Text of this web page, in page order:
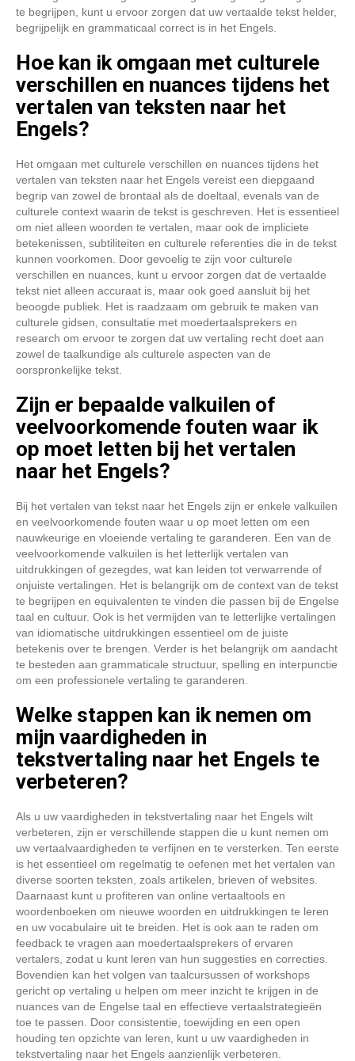
te begrijpen, kunt u ervoor zorgen dat uw vertaalde tekst helder,
begrijpelijk en grammaticaal correct is in het Engels.
Hoe kan ik omgaan met culturele
verschillen en nuances tijdens het
vertalen van teksten naar het
Engels?
Het omgaan met culturele verschillen en nuances tijdens het
vertalen van teksten naar het Engels vereist een diepgaand
begrip van zowel de brontaal als de doeltaal, evenals van de
culturele context waarin de tekst is geschreven. Het is essentieel
om niet alleen woorden te vertalen, maar ook de impliciete
betekenissen, subtiliteiten en culturele referenties die in de tekst
kunnen voorkomen. Door gevoelig te zijn voor culturele
verschillen en nuances, kunt u ervoor zorgen dat de vertaalde
tekst niet alleen accuraat is, maar ook goed aansluit bij het
beoogde publiek. Het is raadzaam om gebruik te maken van
culturele gidsen, consultatie met moedertaalsprekers en
research om ervoor te zorgen dat uw vertaling recht doet aan
zowel de taalkundige als culturele aspecten van de
oorspronkelijke tekst.
Zijn er bepaalde valkuilen of
veelvoorkomende fouten waar ik
op moet letten bij het vertalen
naar het Engels?
Bij het vertalen van tekst naar het Engels zijn er enkele valkuilen
en veelvoorkomende fouten waar u op moet letten om een
nauwkeurige en vloeiende vertaling te garanderen. Een van de
veelvoorkomende valkuilen is het letterlijk vertalen van
uitdrukkingen of gezegdes, wat kan leiden tot verwarrende of
onjuiste vertalingen. Het is belangrijk om de context van de tekst
te begrijpen en equivalenten te vinden die passen bij de Engelse
taal en cultuur. Ook is het vermijden van te letterlijke vertalingen
van idiomatische uitdrukkingen essentieel om de juiste
betekenis over te brengen. Verder is het belangrijk om aandacht
te besteden aan grammaticale structuur, spelling en interpunctie
om een professionele vertaling te garanderen.
Welke stappen kan ik nemen om
mijn vaardigheden in
tekstvertaling naar het Engels te
verbeteren?
Als u uw vaardigheden in tekstvertaling naar het Engels wilt
verbeteren, zijn er verschillende stappen die u kunt nemen om
uw vertaalvaardigheden te verfijnen en te versterken. Ten eerste
is het essentieel om regelmatig te oefenen met het vertalen van
diverse soorten teksten, zoals artikelen, brieven of websites.
Daarnaast kunt u profiteren van online vertaaltools en
woordenboeken om nieuwe woorden en uitdrukkingen te leren
en uw vocabulaire uit te breiden. Het is ook aan te raden om
feedback te vragen aan moedertaalsprekers of ervaren
vertalers, zodat u kunt leren van hun suggesties en correcties.
Bovendien kan het volgen van taalcursussen of workshops
gericht op vertaling u helpen om meer inzicht te krijgen in de
nuances van de Engelse taal en effectieve vertaalstrategieën
toe te passen. Door consistentie, toewijding en een open
houding ten opzichte van leren, kunt u uw vaardigheden in
tekstvertaling naar het Engels aanzienlijk verbeteren.